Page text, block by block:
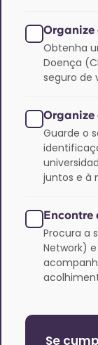
Organize
Obtenha
Doença
seguro de
Organize
Guarde o
juntos e à
Encontre
Procura a
Network)
Se